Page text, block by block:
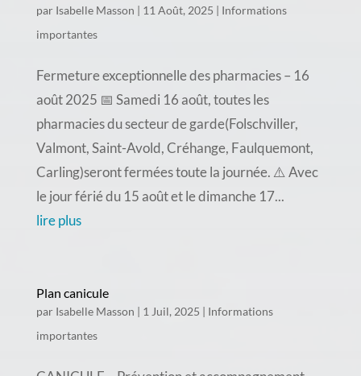
par Isabelle Masson | 11 Août, 2025 | Informations
importantes
Fermeture exceptionnelle des pharmacies – 16
août 2025 📅 Samedi 16 août, toutes les
pharmacies du secteur de garde(Folschviller,
Valmont, Saint-Avold, Créhange, Faulquemont,
Carling)seront fermées toute la journée. ⚠️ Avec
le jour férié du 15 août et le dimanche 17...
lire plus
Plan canicule
par Isabelle Masson | 1 Juil, 2025 | Informations
importantes